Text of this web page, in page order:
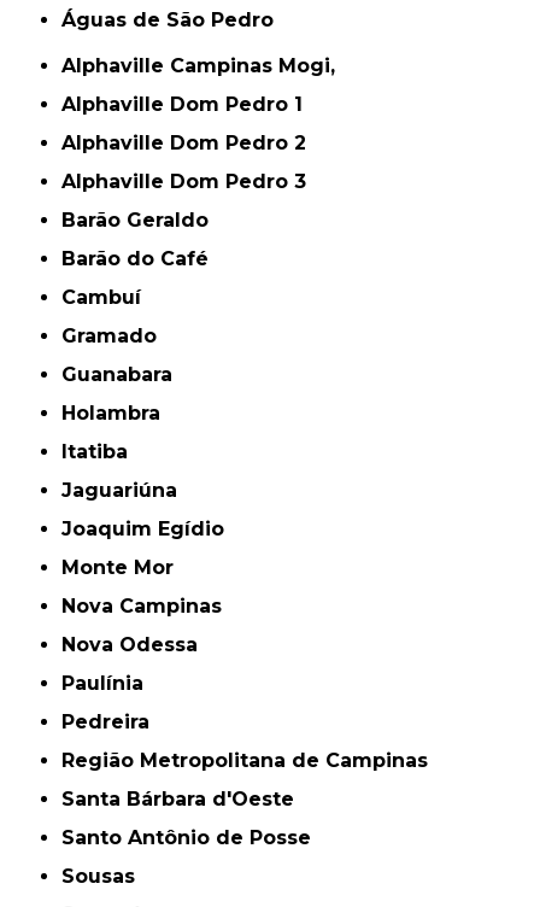
Águas de São Pedro
Alphaville Campinas Mogi,
Alphaville Dom Pedro 1
Alphaville Dom Pedro 2
Alphaville Dom Pedro 3
Barão Geraldo
Barão do Café
Cambuí
Gramado
Guanabara
Holambra
Itatiba
Jaguariúna
Joaquim Egídio
Monte Mor
Nova Campinas
Nova Odessa
Paulínia
Pedreira
Região Metropolitana de Campinas
Santa Bárbara d'Oeste
Santo Antônio de Posse
Sousas